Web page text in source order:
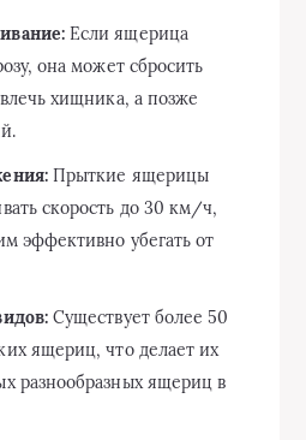
Если ящерица
она может сбросить
хищника, а позже
Прыткие ящерицы
скорость до 30 км/ч,
эффективно убегать от
Существует более 50
ящериц, что делает их
разнообразных ящериц в